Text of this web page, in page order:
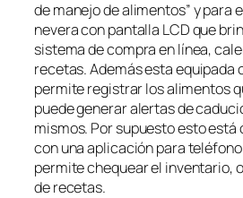
de manejo de alimentos” y para
nevera con pantalla LCD que
sistema de compra en línea,
recetas. Además esta equipada
permite registrar los alimentos
puede generar alertas de
mismos. Por supuesto esto
con una aplicación para
permite chequear el inventario,
de recetas.